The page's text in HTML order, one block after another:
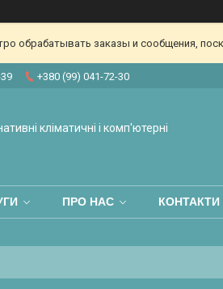
обрабатывать заказы и сообщения,
+380 (99) 041-72-30
кліматичні і комп'ютерні
ПРО НАС КОНТАКТИ